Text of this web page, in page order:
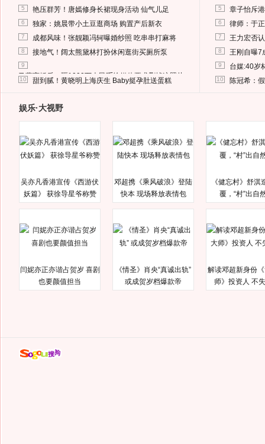
5 艳压群芳！唐嫣修身长裙现身活动 仙气儿足
6 独家：姚晨带小土豆逛商场 购置产后新衣
7 成都风味！张靓颖冯轲曝婚纱照 吃串串打麻将
8 接地气！阔太熊黛林打扮休闲逛街买厕所泵
9
马蓉离婚后，砸1000万人民币给媒体要求删掉这照片
10 甜到腻！黄晓明上海庆生 Baby挺孕肚送蛋糕
5 章子怡斥
6 律师：于
7 王力宏否
8 王刚自曝7
9 台媒:40岁
10 陈冠希：
娱乐·大视野
吴亦凡香港宣传《西游伏
妖篇》 获徐导星爷称赞
邓超携《乘风破浪》登陆
快本 现场释放表情包
《健忘村》舒淇
覆，“村”出自
闫妮亦正亦谐占贺岁 喜剧
也要颜值担当
《情圣》肖央“真诚出轨”
或成贺岁档爆款帝
解读邓超新身份
师》投资人 不